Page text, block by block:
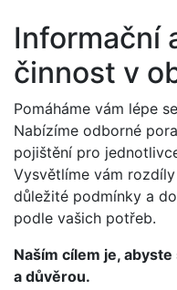
Informační
činnost v
Pomáháme vám lépe
Nabízíme odborné
pojištění pro
Vysvětlíme vám
důležité podmínky a
podle vašich potřeb.
Naším cílem je,
a důvěrou.